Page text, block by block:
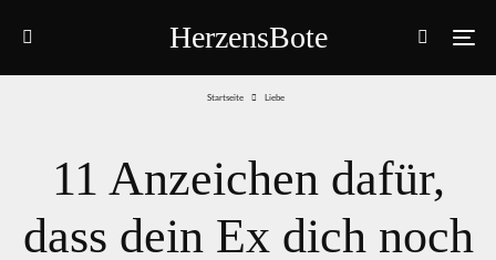
HerzensBote
Startseite Liebe
11 Anzeichen dafür,
dass dein Ex dich noch